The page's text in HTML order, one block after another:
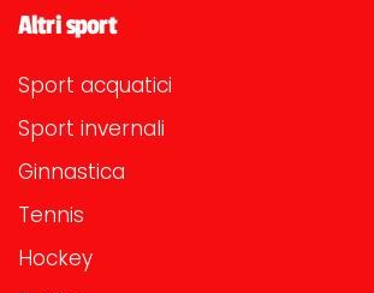
Altri sport
Sport acquatici
Sport invernali
Ginnastica
Tennis
Hockey